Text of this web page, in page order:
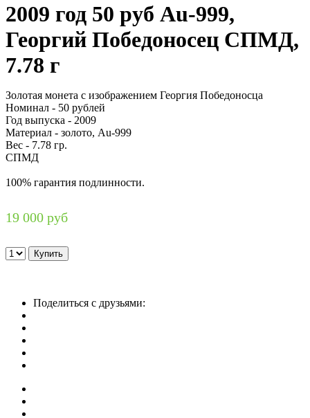
2009 год 50 руб Au-999,
Георгий Победоносец СПМД,
7.78 г
Золотая монета с изображением Георгия Победоносца
Номинал - 50 рублей
Год выпуска - 2009
Материал - золото, Au-999
Вес - 7.78 гр.
СПМД
100% гарантия подлинности.
19 000 руб
Поделиться с друзьями: